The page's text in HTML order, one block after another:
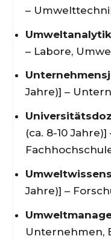
–
– Labore,
Jahre)] –
(ca. 8-10
Jahre)] –
Unternehmen,